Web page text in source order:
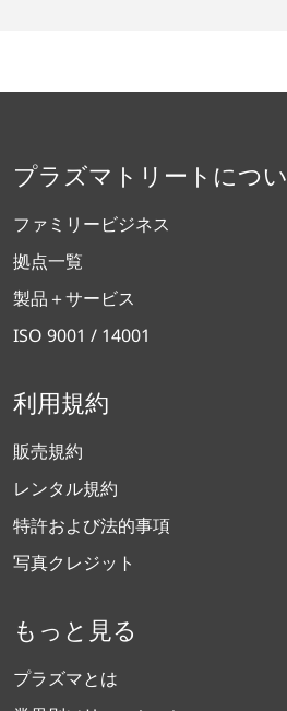
プラズマトリートにつ
ファミリービジネス
拠点一覧
製品＋サービス
ISO 9001 / 14001
利用規約
販売規約
レンタル規約
特許および法的事項
写真クレジット
もっと見る
プラズマとは